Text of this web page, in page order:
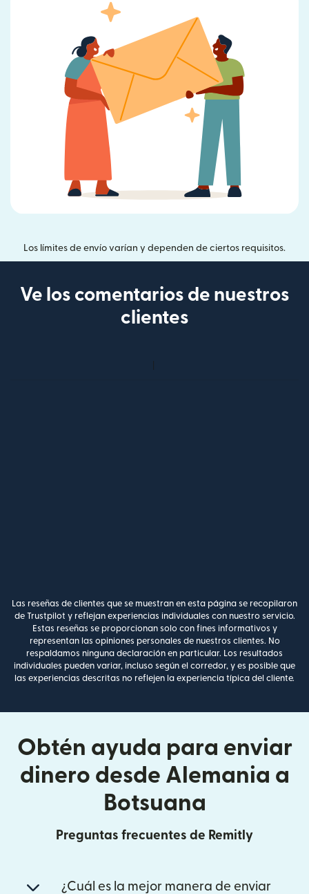
Los límites de envío varían y dependen de ciertos requisitos.
Ve los comentarios de nuestros
clientes
Las reseñas de clientes que se muestran en esta página se recopilaron
de Trustpilot y reflejan experiencias individuales con nuestro servicio.
Estas reseñas se proporcionan solo con fines informativos y
representan las opiniones personales de nuestros clientes. No
respaldamos ninguna declaración en particular. Los resultados
individuales pueden variar, incluso según el corredor, y es posible que
las experiencias descritas no reflejen la experiencia típica del cliente.
Obtén ayuda para enviar
dinero desde Alemania a
Botsuana
Preguntas frecuentes de Remitly
¿Cuál es la mejor manera de enviar